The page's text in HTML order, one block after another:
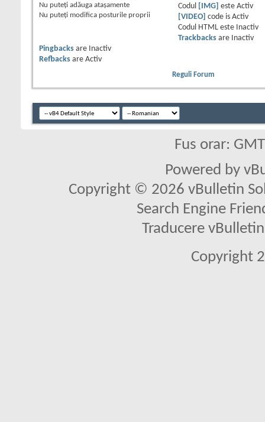
Nu puteţi adăuga ataşamente
Nu puteţi modifica posturile proprii
Codul
[IMG] este Activ
[VIDEO] code is Activ
Codul HTML este
Inactiv
Trackbacksare
Inactiv
Pingbacks are
Inactiv
Refbacks are Activ
Reguli Forum
Fus orar:
Powered by
Copyright © 2026 vBulletin
Search Engine
Traducere
Copyright